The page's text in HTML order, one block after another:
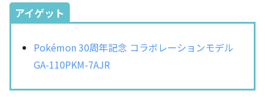
アイゲット
Pokémon 30周年記念 コラボレーションモデル
GA-110PKM-7AJR